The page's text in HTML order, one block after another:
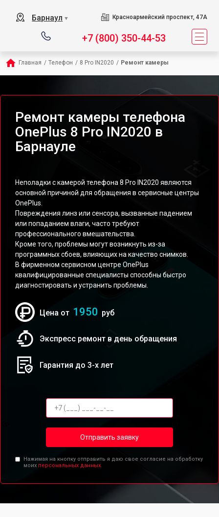
Барнаул ▼ Красноармейский проспект, 47А
+7 (800) 350-44-53
Главная / Телефон / 8 Pro IN2020 / Ремонт камеры
Ремонт камеры телефона
OnePlus 8 Pro IN2020 в
Барнауле
Неполадки с камерой телефона 8 Pro IN2020 являются
основной причиной для обращения в сервисные центры
OnePlus.
Повреждения линз или сенсора, вызванные падением
или попаданием влаги, часто требуют
профессионального вмешательства.
Кроме того, проблемы могут возникнуть из-за
программных сбоев, влияющих на качество снимков.
В фирменном сервисном центре OnePlus
квалифицированные специалисты способны быстро
диагностировать и устранить проблемы.
Цена от 1950 руб
Экспресс ремонт в день обращения
Гарантия до 3-х лет
Отправить заявку
Нажимая на кнопку отправить я даю свое согласие на обработку
моих персональных данных.